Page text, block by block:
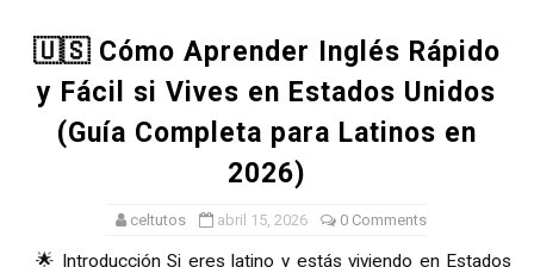
🇺🇸 Cómo Aprender Inglés Rápido
y Fácil si Vives en Estados Unidos
(Guía Completa para Latinos en
2026)
celtutos abril 15, 2026 0 Comments
🌟 Introducción Si eres latino y estás viviendo en Estados